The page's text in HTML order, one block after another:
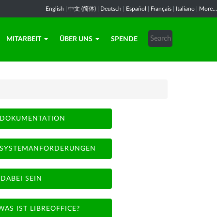
English 中文 (简体) Deutsch Español Français Italiano More...
MITARBEIT ÜBER UNS SPENDE
DOKUMENTATION
SYSTEMANFORDERUNGEN
DABEI SEIN
IST LIBREOFFICE?